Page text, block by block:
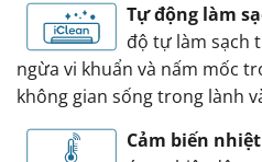
Tự động làm
độ tự làm sạch
ngừa vi khuẩn và nấm mốc
không gian sống trong lành
Cảm biến